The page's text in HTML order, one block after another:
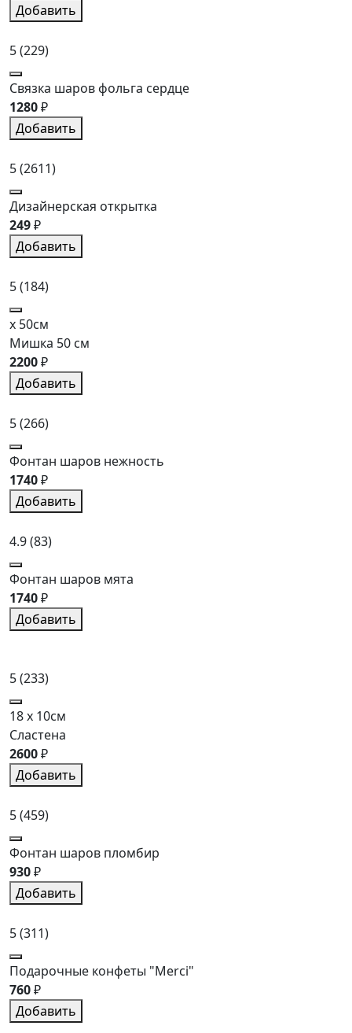
Добавить
5(229)
Связка шаров фольга сердце
1280₽
Добавить
5(2611)
Дизайнерская открытка
249₽
Добавить
5(184)
x 50см
Мишка 50 см
2200₽
Добавить
5(266)
Фонтан шаров нежность
1740₽
Добавить
4.9(83)
Фонтан шаров мята
1740₽
Добавить
5(233)
18 x 10см
Сластена
2600₽
Добавить
5(459)
Фонтан шаров пломбир
930₽
Добавить
5(311)
Подарочные конфеты "Merci"
760₽
Добавить